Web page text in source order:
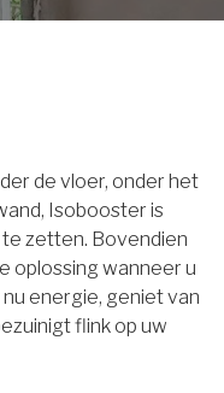
de vloer, onder het
Isobooster is
zetten. Bovendien
oplossing wanneer u
energie, geniet van
flink op uw